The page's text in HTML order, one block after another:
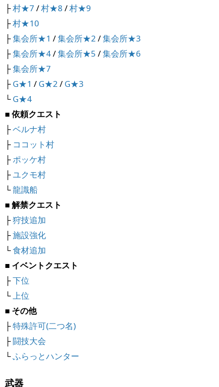
├村★7 /村★8 /村★9
├村★10
├集会所★1 /集会所★2 /集会所★3
├集会所★4/集会所★5 /集会所★6
├集会所★7
├G★1 / G★2 / G★3
└G★4
■ 依頼クエスト
├ベルナ村
├ ココット村
├ポッケ村
├ユクモ村
└龍識船
■ 解禁クエスト
├狩技追加
├施設強化
└食材追加
■ イベントクエスト
├下位
└上位
■ その他
├特殊許可(二つ名)
├闘技大会
└ふらっとハンター
武器